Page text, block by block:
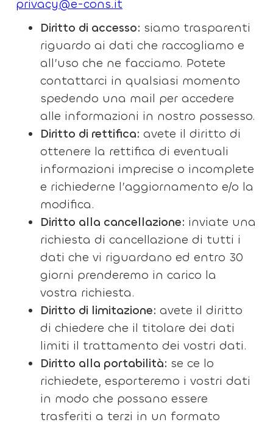
privacy@e-cons.it
Diritto di accesso: siamo trasparenti
riguardo ai dati che raccogliamo e
all’uso che ne facciamo. Potete
contattarci in qualsiasi momento
spedendo una mail per accedere
alle informazioni in nostro possesso.
Diritto di rettifica: avete il diritto di
ottenere la rettifica di eventuali
informazioni imprecise o incomplete
e richiederne l’aggiornamento e/o la
modifica.
Diritto alla cancellazione: inviate una
richiesta di cancellazione di tutti i
dati che vi riguardano ed entro 30
giorni prenderemo in carico la
vostra richiesta.
Diritto di limitazione: avete il diritto
di chiedere che il titolare dei dati
limiti il trattamento dei vostri dati.
Diritto alla portabilità: se ce lo
richiedete, esporteremo i vostri dati
in modo che possano essere
trasferiti a terzi in un formato